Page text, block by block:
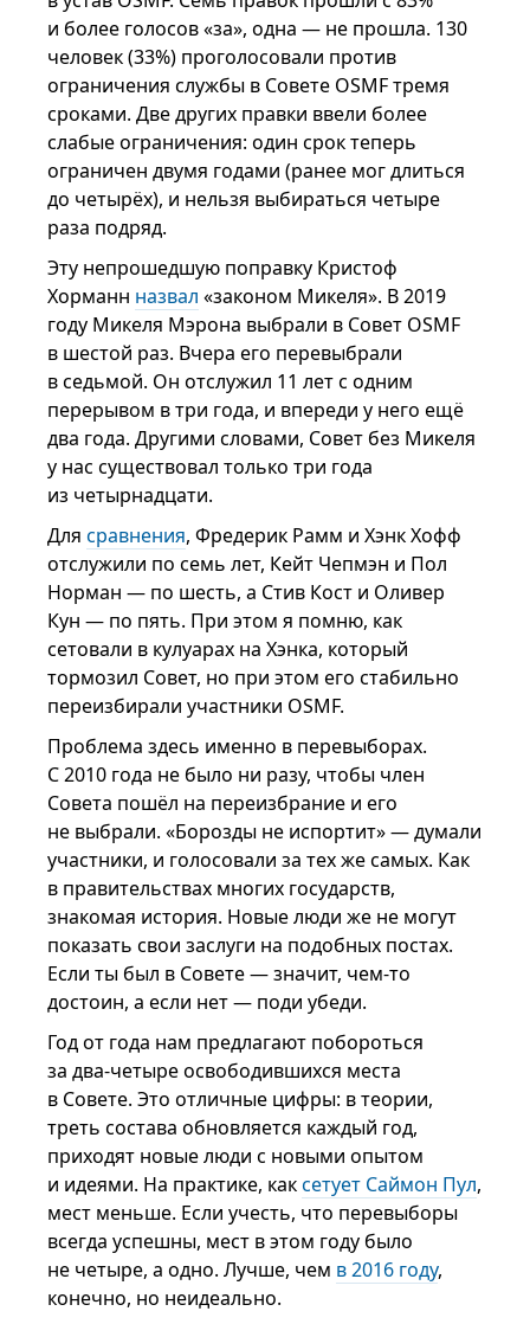
и более голосов «за», одна — не прошла. 130
человек (33%) проголосовали против
ограничения службы в Совете OSMF тремя
сроками. Две других правки ввели более
слабые ограничения: один срок теперь
ограничен двумя годами (ранее мог длиться
до четырёх), и нельзя выбираться четыре
раза подряд.
Эту непрошедшую поправку Кристоф
Хорманн назвал «законом Микеля». В 2019
году Микеля Мэрона выбрали в Совет OSMF
в шестой раз. Вчера его перевыбрали
в седьмой. Он отслужил 11 лет с одним
перерывом в три года, и впереди у него ещё
два года. Другими словами, Совет без Микеля
у нас существовал только три года
из четырнадцати.
Длясравнения, Фредерик Рамм и Хэнк Хофф
отслужили по семь лет, Кейт Чепмэн и Пол
Норман — по шесть, а Стив Кост и Оливер
Кун — по пять. При этом я помню, как
сетовали в кулуарах на Хэнка, который
тормозил Совет, но при этом его стабильно
переизбирали участники OSMF.
Проблема здесь именно в перевыборах.
С 2010 года не было ни разу, чтобы член
Совета пошёл на переизбрание и его
не выбрали. «Борозды не испортит» — думали
участники, и голосовали за тех же самых. Как
в правительствах многих государств,
знакомая история. Новые люди же не могут
показать свои заслуги на подобных постах.
Если ты был в Совете — значит, чем-то
достоин, а если нет — поди убеди.
Год от года нам предлагают побороться
за два-четыре освободившихся места
в Совете. Это отличные цифры: в теории,
треть состава обновляется каждый год,
приходят новые люди с новыми опытом
и идеями. На практике, каксетует Саймон Пул,
мест меньше. Если учесть, что перевыборы
всегда успешны, мест в этом году было
не четыре, а одно. Лучше, чем в 2016 году,
конечно, но неидеально.